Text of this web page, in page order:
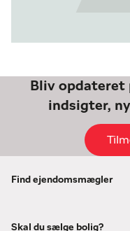
Bliv opdateret
indsigter,
Find ejendomsmægler
Skal du sælge bolig?